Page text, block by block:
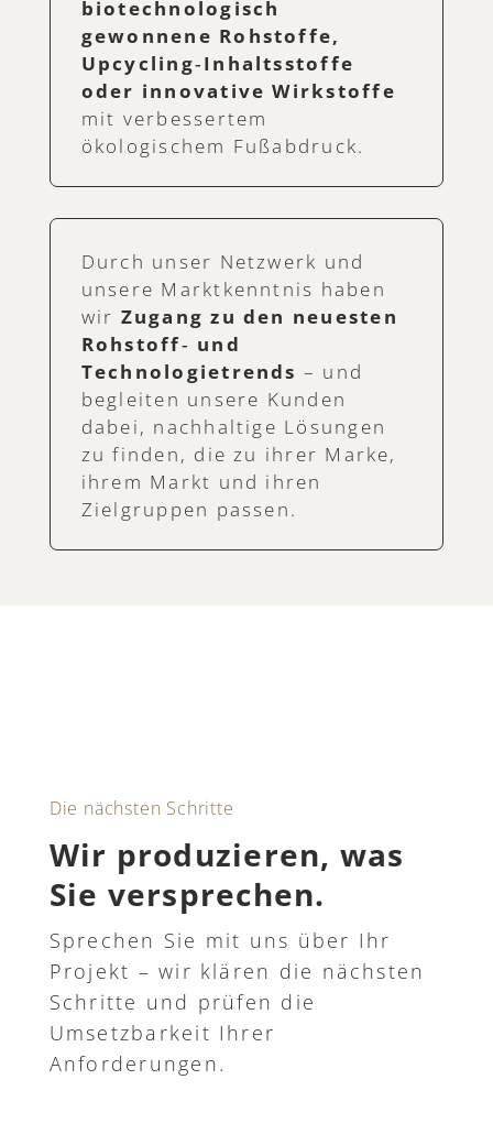
biotechnologisch
gewonnene Rohstoffe,
Upcycling‑Inhaltsstoffe
oder innovative Wirkstoffe
mit verbessertem
ökologischem Fußabdruck.
Durch unser Netzwerk und
unsere Marktkenntnis haben
wir Zugang zu den neuesten
Rohstoff‑ und
Technologietrends – und
begleiten unsere Kunden
dabei, nachhaltige Lösungen
zu finden, die zu ihrer Marke,
ihrem Markt und ihren
Zielgruppen passen.
Die nächsten Schritte
Wir produzieren, was
Sie versprechen.
Sprechen Sie mit uns über Ihr
Projekt – wir klären die nächsten
Schritte und prüfen die
Umsetzbarkeit Ihrer
Anforderungen.